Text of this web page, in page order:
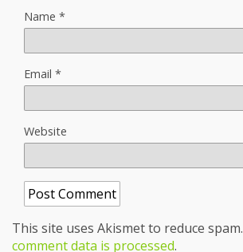
Name *
Email *
Website
This site uses Akismet to reduce spam.
comment data is processed.